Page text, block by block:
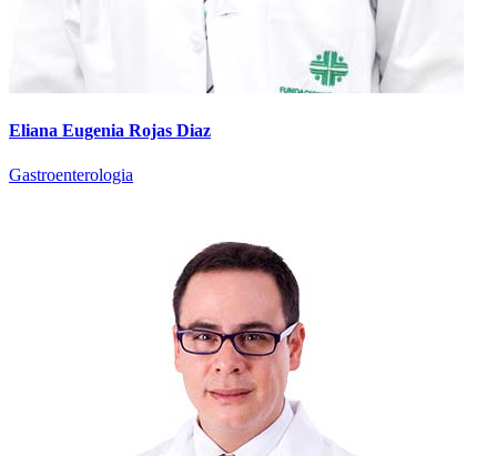
Eliana Eugenia Rojas Diaz
Gastroenterologia